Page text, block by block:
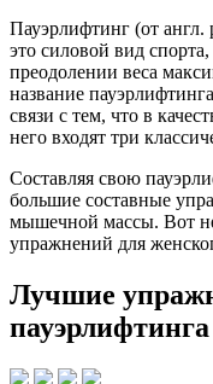
Пауэрлифтинг (от
это силовой вид спорта,
преодолении веса
название
связи с тем, что в
него входят три
Составляя свою
большие составные
мышечной массы. Вот
упражнений для
Лучшие
пауэрлифтинга